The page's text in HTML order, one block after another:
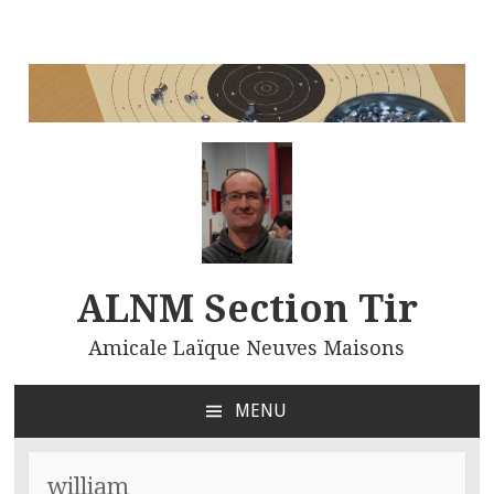
ALNM Section Tir
Amicale Laïque Neuves Maisons
MENU
CONTENU
william